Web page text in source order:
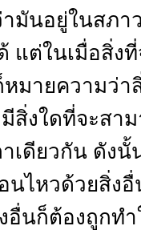
มันอยู่ในสภา
แต่ในเมื่อสิ่ง
หมายความว่
สิ่งใดที่จะสา
าเดียวกัน ดัง
นไหวด้วยสิ่ง
อื่นก็ต้องถูกท